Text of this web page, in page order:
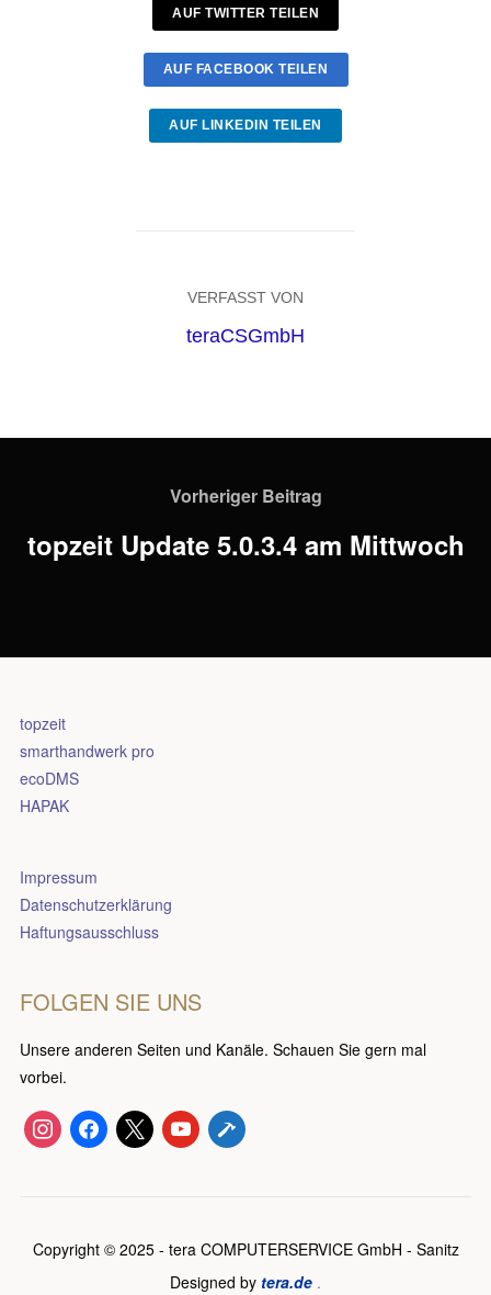
AUF TWITTER TEILEN
AUF FACEBOOK TEILEN
AUF LINKEDIN TEILEN
VERFASST VON
teraCSGmbH
Vorheriger Beitrag
topzeit Update 5.0.3.4 am Mittwoch
topzeit
smarthandwerk pro
ecoDMS
HAPAK
Impressum
Datenschutzerklärung
Haftungsausschluss
FOLGEN SIE UNS
Unsere anderen Seiten und Kanäle. Schauen Sie gern mal
vorbei.
instagramfacebook
x youtubehammer
Copyright © 2025 - tera COMPUTERSERVICE GmbH - Sanitz
Designed by tera.de .